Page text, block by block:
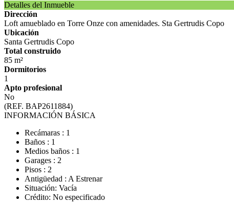
Detalles del Inmueble
Dirección
Loft amueblado en Torre Onze con amenidades. Sta Gertrudis Copo
Ubicación
Santa Gertrudis Copo
Total construido
85 m²
Dormitorios
1
Apto profesional
No
(REF. BAP2611884)
INFORMACIÓN BÁSICA
Recámaras : 1
Baños : 1
Medios baños : 1
Garages : 2
Pisos : 2
Antigüedad : A Estrenar
Situación: Vacía
Crédito: No especificado